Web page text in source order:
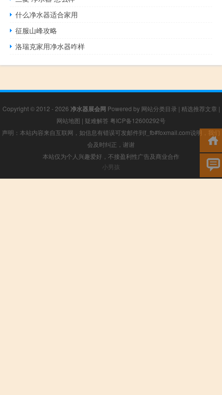
什么净水器适合家用
征服山峰攻略
洛瑞克家用净水器咋样
Copyright © 2012 - 2026 净水器展会网 Powered by 网站分类目录 | 精选推荐文章 |
网站地图 | 疑难解答 粤ICP备12600292号
声明：本站内容来自互联网，如信息有错误可发邮件到f_fb#foxmail.com说明，我们
会及时纠正，谢谢
本站仅为个人兴趣爱好，不接盈利性广告及商业合作
小男孩